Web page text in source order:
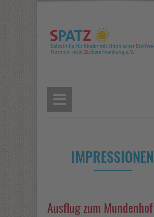
IMPRESSIONEN
Ausflug zum Mundenhof